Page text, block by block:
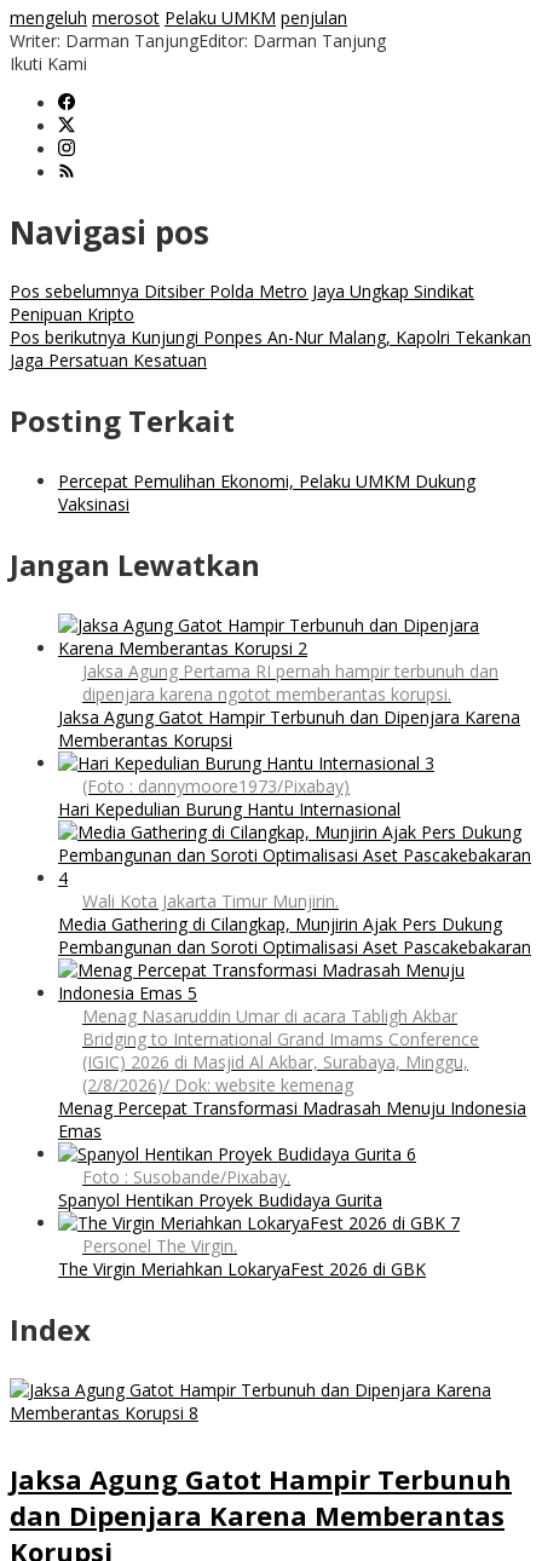
mengeluh merosot Pelaku UMKM penjulan
Writer: Darman TanjungEditor: Darman Tanjung
Ikuti Kami
Navigasi pos
Pos sebelumnya Ditsiber Polda Metro Jaya Ungkap Sindikat
Penipuan Kripto
Pos berikutnya Kunjungi Ponpes An-Nur Malang, Kapolri Tekankan
Jaga Persatuan Kesatuan
Posting Terkait
Percepat Pemulihan Ekonomi, Pelaku UMKM Dukung
Vaksinasi
Jangan Lewatkan
Jaksa Agung Pertama RI pernah hampir terbunuh dan
dipenjara karena ngotot memberantas korupsi.
Jaksa Agung Gatot Hampir Terbunuh dan Dipenjara Karena
Memberantas Korupsi
(Foto : dannymoore1973/Pixabay)
Hari Kepedulian Burung Hantu Internasional
Wali Kota Jakarta Timur Munjirin.
Media Gathering di Cilangkap, Munjirin Ajak Pers Dukung
Pembangunan dan Soroti Optimalisasi Aset Pascakebakaran
Menag Nasaruddin Umar di acara Tabligh Akbar
Bridging to International Grand Imams Conference
(IGIC) 2026 di Masjid Al Akbar, Surabaya, Minggu,
(2/8/2026)/ Dok: website kemenag
Menag Percepat Transformasi Madrasah Menuju Indonesia
Emas
Foto : Susobande/Pixabay.
Spanyol Hentikan Proyek Budidaya Gurita
Personel The Virgin.
The Virgin Meriahkan LokaryaFest 2026 di GBK
Index
Jaksa Agung Gatot Hampir Terbunuh
dan Dipenjara Karena Memberantas
Korupsi